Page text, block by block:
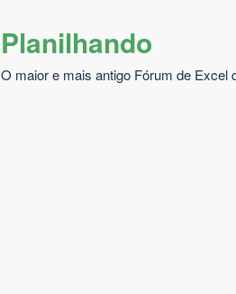
Planilhando
O maior e mais antigo Fórum de Excel